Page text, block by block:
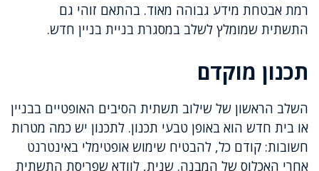
רמת אבטחת מידע גבוהה מאוד. בהתאם זוהי גם
התשתית שמומלץ לשלב במסגרת בניית בניין חדש.
תכנון מוקדם
השלב הראשון של שילוב תשתית הסיבים האופטיים בבניין
או בית חדש הוא באופן טבעי תכנון. לתכנון יש כמה מטרות
חשובות: קודם כל, להבטיח שימוש אופטימלי באינטרנט
אחרי האכלוס של המבנה. שנית, לוודא שפריסת התשתית